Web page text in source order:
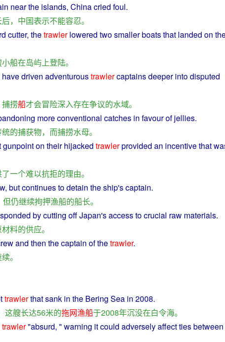
nearthe islands, Chinacried foul.
后， 中国表示不能容忍。
cutter, thetrawler lowered twosmallerboatsthat landed on
小船在岛屿上登陆。
havedriven adventuroustrawlercaptainsdeeperintodisputed
捕捞船才会冒险深入存在争议的水域。
moreconventional catches in favourof jellies.
统的捕获物， 而捕捞水母。
gunpointon theirhijacked trawlerprovided an incentive that
了一个难以抗拒的理由。
, butcontinuestodetain the ship'scaptain.
但仍继续拘押渔船的船长。
by cutting offJapan's access tocrucial raw materials.
材料的供应。
and then thecaptain of thetrawler.
。
trawlerthatsank in the Bering Sea in 2008.
这艘长达56米的拖网渔船于2008年沉没在白令海。
trawler"absurd, " warning itcould adverselyaffectties between